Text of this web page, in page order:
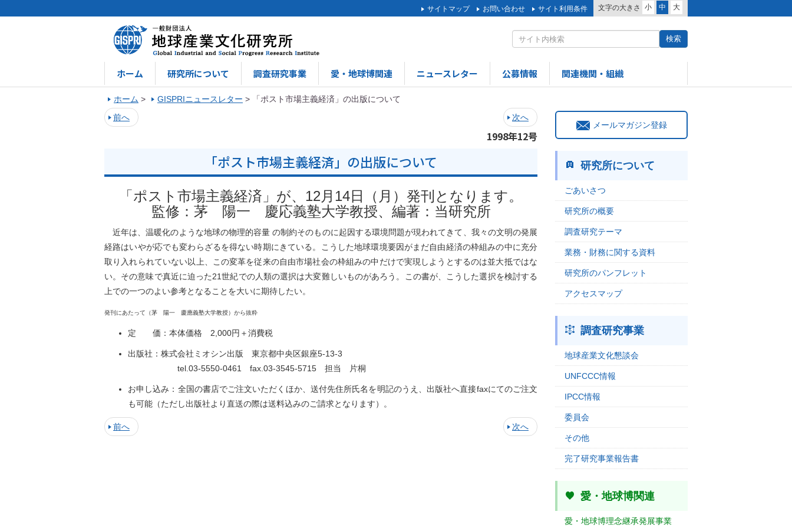
文字の大きさ 小 中 大
サイトマップ お問い合わせ サイト利用条件
ホーム 研究所について 調査研究事業 愛・地球博関連 ニュースレター 公募情報 関連機関・組織
ホーム > GISPRIニュースレター >
「ポスト市場主義経済」の出版について
前へ
次へ
1998年12号
「ポスト市場主義経済」の出版について
「ポスト市場主義経済」が、12月14日（月）発刊となります。
監修：茅 陽一 慶応義塾大学教授、編著：当研究所
近年は、温暖化のような地球の物理的容量 の制約そのものに起因する環境問題が現われてきて、我々の文明の発展
経路はいやが応でも変わらざるを得ない時期にきている。こうした地球環境要因がまだ自由経済の枠組みの中に充分
取り入れられていない以上、この変革を従来の自由市場社会の枠組みの中だけで実現しようとするのは並大抵ではな
い。その意味で真近に迫った21世紀での人類の選択は大変難しいものがあろう。この書が、こうした選択を検討する
上での一つのよい参考となることを大いに期待したい。
発刊にあたって（茅 陽一 慶應義塾大学教授）から抜粋
定 価：本体価格 2,000円＋消費税
出版社：株式会社ミオシン出版 東京都中央区銀座5-13-3
tel.03-5550-0461 fax.03-3545-5715 担当 片桐
お申し込み：全国の書店でご注文いただくほか、送付先住所氏名を明記のうえ、出版社へ直接faxにてのご注文
も可能（ただし出版社より直送の際は送料込みのご請求となります）。
前へ 次へ
メールマガジン登録
研究所について
ごあいさつ
研究所の概要
調査研究テーマ
業務・財務に関する資料
研究所のパンフレット
アクセスマップ
調査研究事業
地球産業文化懇談会
UNFCCC情報
IPCC情報
委員会
その他
完了研究事業報告書
愛・地球博関連
愛・地球博理念継承発展事業